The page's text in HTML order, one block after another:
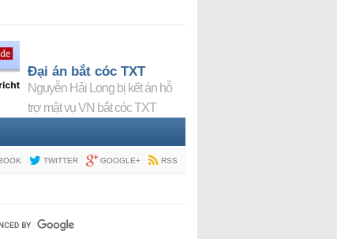
Đại án bắt cóc TXT
Nguyễn Hải Long bị kết án hỗ
trợ mật vụ VN bắt cóc TXT
TWITTER GOOGLE+ RSS